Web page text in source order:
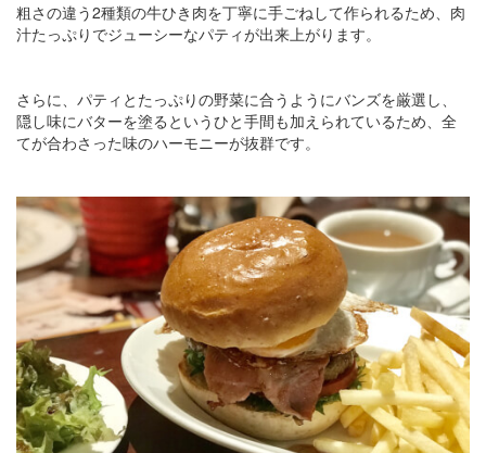
粗さの違う2種類の牛ひき肉を丁寧に手ごねして作られるため、肉
汁たっぷりでジューシーなパティが出来上がります。
さらに、パティとたっぷりの野菜に合うようにバンズを厳選し、
隠し味にバターを塗るというひと手間も加えられているため、全
てが合わさった味のハーモニーが抜群です。